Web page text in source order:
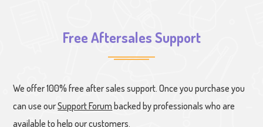
Free Aftersales Support
We offer 100% free after sales support. Once you purchase you
can use ourSupport Forum backed by professionals who are
available to help our customers.